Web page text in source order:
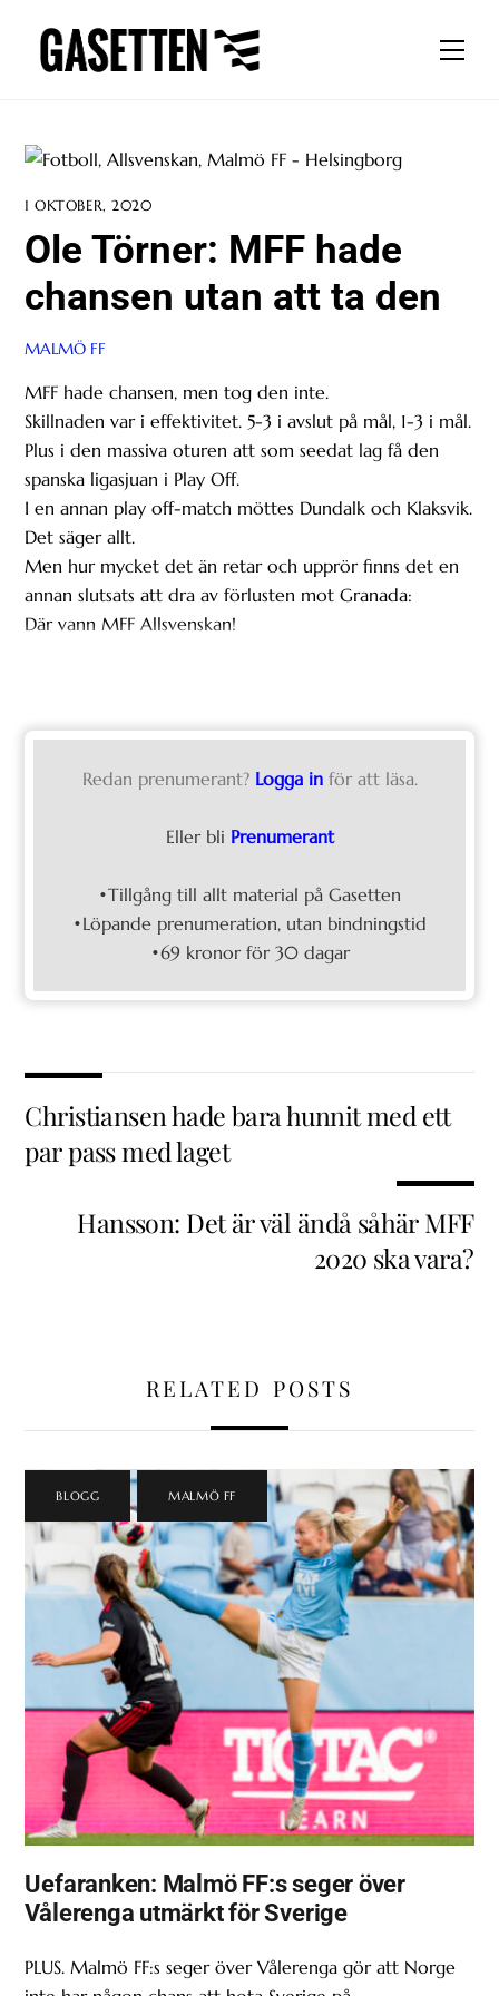
content
1 OKTOBER, 2020
Ole Törner: MFF hade
chansen utan att ta den
MALMÖ FF
MFF hade chansen, men tog den inte.
Skillnaden var i effektivitet. 5-3 i avslut på mål, 1-3 i mål.
Plus i den massiva oturen att som seedat lag få den
spanska ligasjuan i Play Off.
I en annan play off-match möttes Dundalk och Klaksvik.
Det säger allt.
Men hur mycket det än retar och upprör finns det en
annan slutsats att dra av förlusten mot Granada:
Där vann MFF Allsvenskan!
Redan prenumerant? Logga in för att läsa.
Eller bli Prenumerant
•Tillgång till allt material på Gasetten
•Löpande prenumeration, utan bindningstid
•69 kronor för 30 dagar
Christiansen hade bara hunnit med ett
par pass med laget
Hansson: Det är väl ändå såhär MFF
2020 ska vara?
RELATED POSTS
BLOGG MALMÖ FF
Uefaranken: Malmö FF:s seger över
Vålerenga utmärkt för Sverige
PLUS. Malmö FF:s seger över Vålerenga gör att Norge